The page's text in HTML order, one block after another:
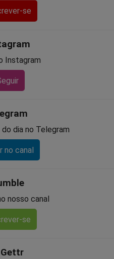
se
Instagram
dia no Telegram
no canal
nosso canal
se
Gettr